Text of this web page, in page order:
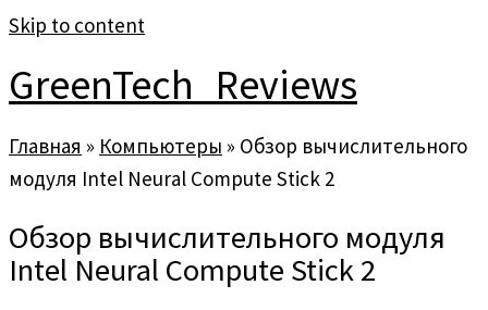
Skip to content
GreenTech_Reviews
Главная » Компьютеры » Обзор вычислительного
модуля Intel Neural Compute Stick 2
Обзор вычислительного модуля
Intel Neural Compute Stick 2